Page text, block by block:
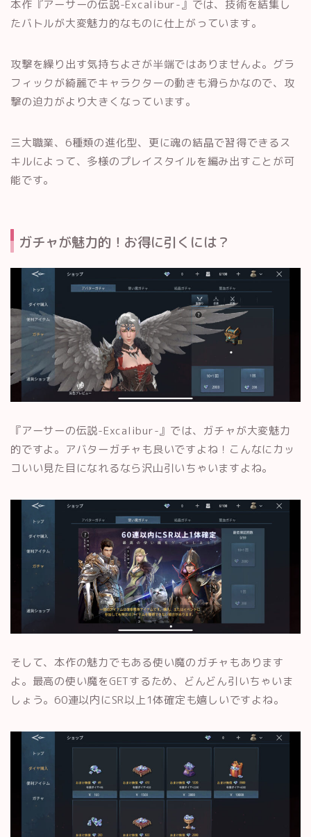
本作『アーサーの伝説-Excalibur-』では、技術を結集し
たバトルが大変魅力的なものに仕上がっています。
攻撃を繰り出す気持ちよさが半端ではありませんよ。グラ
フィックが綺麗でキャラクターの動きも滑らかなので、攻
撃の迫力がより大きくなっています。
三大職業、6種類の進化型、更に魂の結晶で習得できるス
キルによって、多様のプレイスタイルを編み出すことが可
能です。
ガチャが魅力的！お得に引くには？
『アーサーの伝説-Excalibur-』では、ガチャが大変魅力
的ですよ。アバターガチャも良いですよね！こんなにカッ
コいい見た目になれるなら沢山引いちゃいますよね。
そして、本作の魅力でもある使い魔のガチャもあります
よ。最高の使い魔をGETするため、どんどん引いちゃいま
しょう。60連以内にSR以上1体確定も嬉しいですよね。